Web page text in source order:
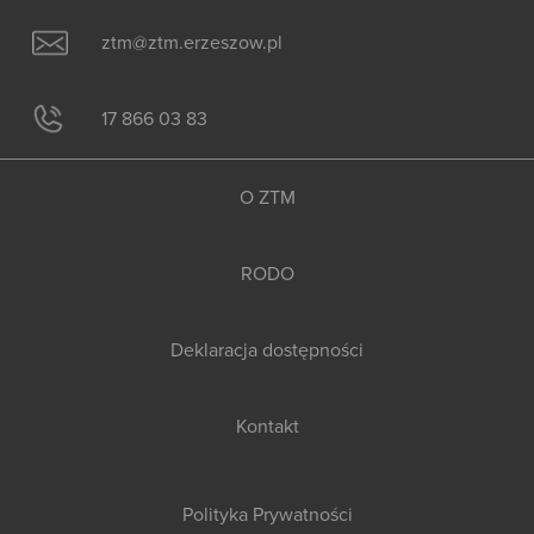
ztm@ztm.erzeszow.pl
17 866 03 83
O ZTM
RODO
Deklaracja dostępności
Kontakt
Polityka Prywatności